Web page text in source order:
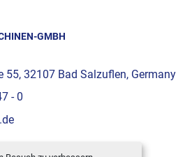
GMBH
55, 32107 Bad Salzuflen, Germany
- 0